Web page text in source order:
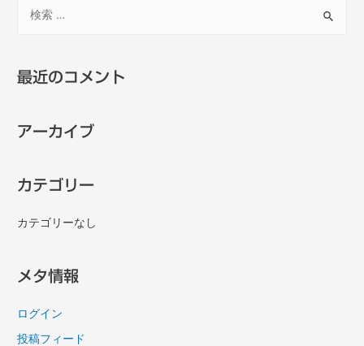
最近のコメント
アーカイブ
カテゴリー
カテゴリーなし
メタ情報
ログイン
投稿フィード